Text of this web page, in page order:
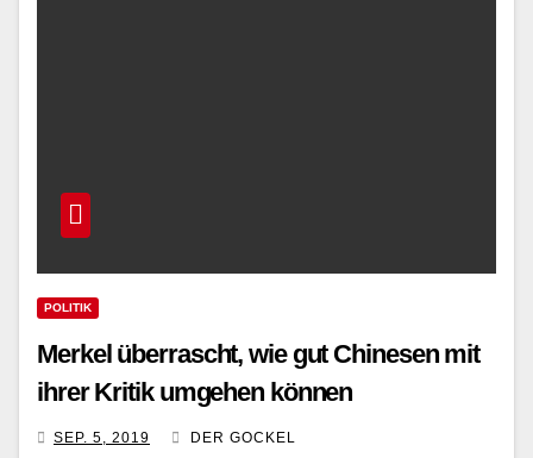
POLITIK
Merkel überrascht, wie gut Chinesen mit
ihrer Kritik umgehen können
SEP. 5, 2019 DER GOCKEL